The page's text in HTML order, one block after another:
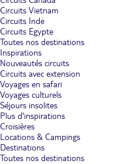
Circuits Vietnam
Circuits Inde
Circuits Egypte
Toutes nos destinations
Inspirations
Nouveautés circuits
Circuits avec extension
Voyages en safari
Voyages culturels
Séjours insolites
Plus d'inspirations
Croisières
Locations & Campings
Destinations
Toutes nos destinations